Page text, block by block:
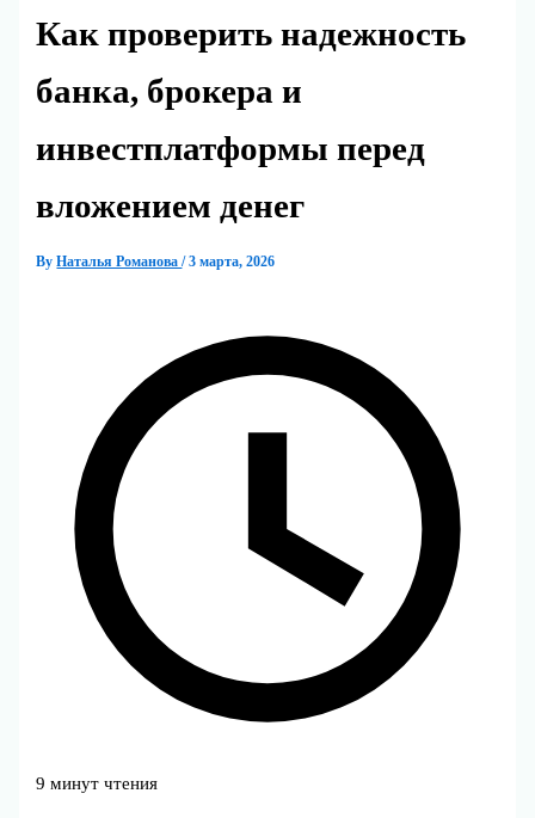
Как проверить надежность
банка, брокера и
инвестплатформы перед
вложением денег
ByНаталья Романова/3 марта, 2026
9 минут чтения